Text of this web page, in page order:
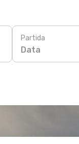
Partida
Data